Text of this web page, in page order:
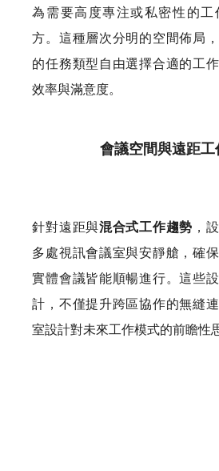
為需要高度專注或私密性的
方。這種層次分明的空間佈局
的任務類型自由選擇合適的工
效率與滿意度。
會議空間與遠距
針對遠距與混合式工作趨勢 ，
多處視訊會議室與安靜艙，確
實體會議皆能順暢進行。這些
計，不僅提升跨區協作的無縫
室設計對未來工作模式的前瞻性